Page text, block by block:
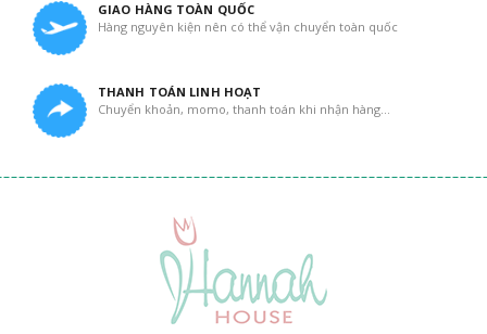
GIAO HÀNG TOÀN QUỐC
Hàng nguyên kiện nên có thể vận chuyển toàn quốc
THANH TOÁN LINH HOẠT
Chuyển khoản, momo, thanh toán khi nhận hàng...